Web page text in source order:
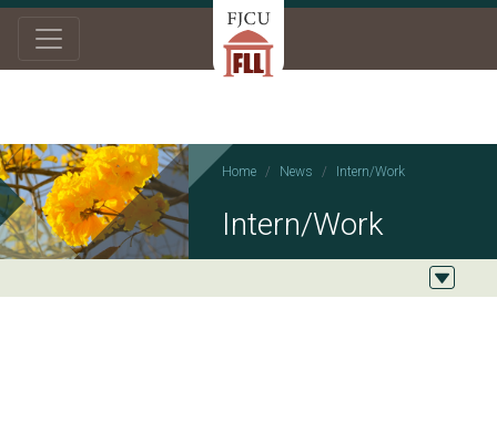
Home News Intern/Work
Intern/Work